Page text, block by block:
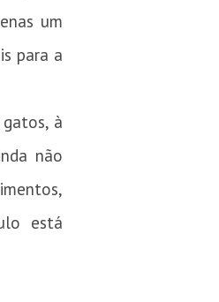
um
para a
à
não
está